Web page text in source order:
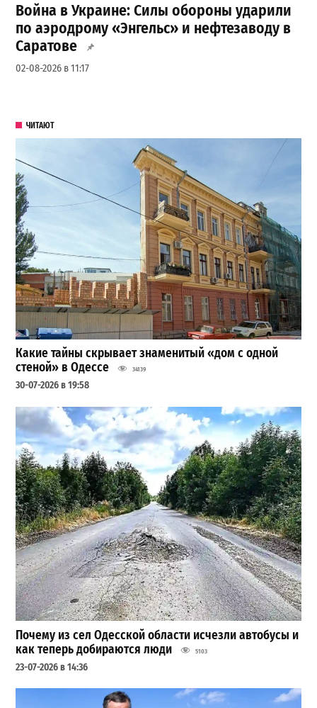
Война в Украине: Силы обороны ударили
по аэродрому «Энгельс» и нефтезаводу в
Саратове
02-08-2026 в 11:17
ЧИТАЮТ
Какие тайны скрывает знаменитый «дом с одной
стеной» в Одессе
34139
30-07-2026 в 19:58
Почему из сел Одесской области исчезли автобусы и
как теперь добираются люди
5103
23-07-2026 в 14:36